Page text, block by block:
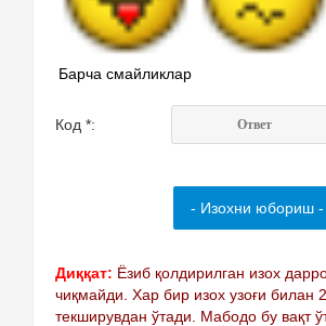
Барча смайликлар
Код *:
Диққат: Ёзиб қолдирилган изох
чиқмайди. Хар бир изох узоғи билан
текширувдан ўтади. Мабодо бу вақт